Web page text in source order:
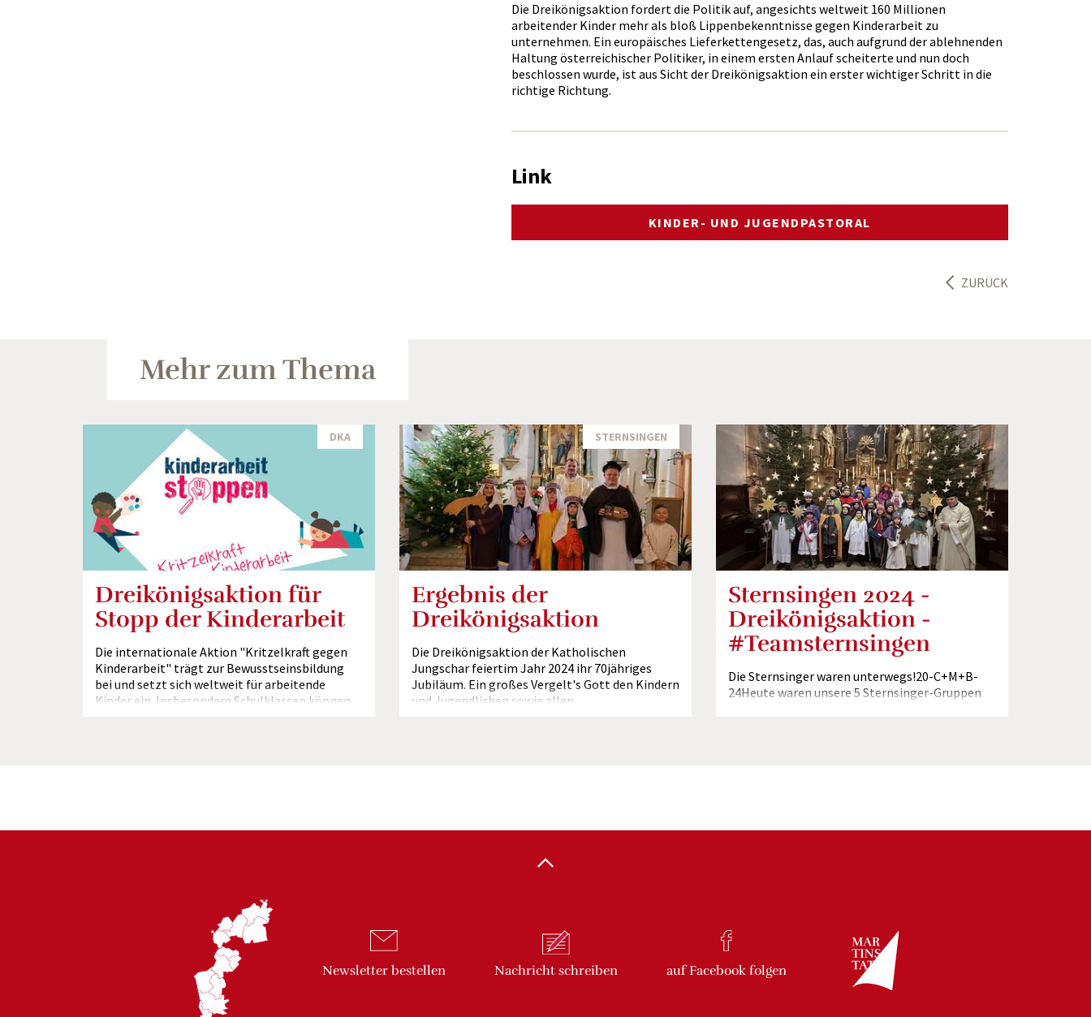
Die Dreikönigsaktion fordert die Politik auf, angesichts weltweit 160 Millionen
arbeitender Kinder mehr als bloß Lippenbekenntnisse gegen Kinderarbeit zu
unternehmen. Ein europäisches Lieferkettengesetz, das, auch aufgrund der ablehnenden
Haltung österreichischer Politiker, in einem ersten Anlauf scheiterte und nun doch
beschlossen wurde, ist aus Sicht der Dreikönigsaktion ein erster wichtiger Schritt in die
richtige Richtung.
Link
KINDER- UND JUGENDPASTORAL
ZURÜCK
Mehr zum Thema
DKA
Dreikönigsaktion für
Stopp der Kinderarbeit
Die internationale Aktion "Kritzelkraft gegen
Kinderarbeit" trägt zur Bewusstseinsbildung
bei und setzt sich weltweit für arbeitende
Kinder ein. Insbesondere Schulklassen können
STERNSINGEN
Ergebnis der
Dreikönigsaktion
Die Dreikönigsaktion der Katholischen
Jungschar feiertim Jahr 2024 ihr 70jähriges
Jubiläum. Ein großes Vergelt's Gott den Kindern
und Jugendlichen sowie allen
Sternsingen 2024 -
Dreikönigsaktion -
#Teamsternsingen
Die Sternsinger waren unterwegs!20-C+M+B-
24Heute waren unsere 5 Sternsinger-Gruppen
Newsletter bestellen Nachricht schreiben auf Facebook folgen